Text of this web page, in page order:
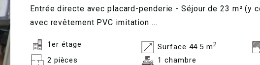
Entrée directe avec placard-penderie - Séjour de 23 m² (y
avec revêtement PVC imitation ...
1er étage Surface 44.5 m2
2 pièces 1 chambre